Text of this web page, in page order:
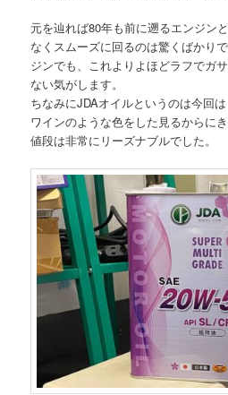
元を辿れば80年も前に遡るエンジン
なくスムーズに回るのは驚くばかり
ジンでも、これよりよほどラフでガ
ない気がします。
ちなみにJDAオイルというのは今回
ワインのような色をした見るからに
値段は非常にリーズナブルでした。